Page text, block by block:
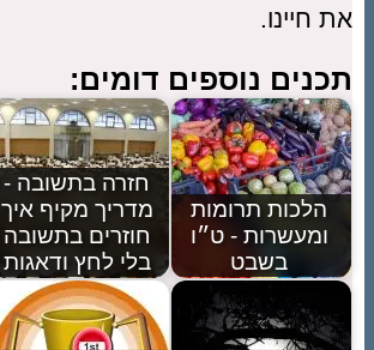
את חיינו.
תכנים נוספים דומים:
הלכות תרומות
ומעשרות - ט״ו
בשבט
חזרה בתשובה -
מדריך מקיף איך
חוזרים בתשובה
בלי לחץ ודאגות